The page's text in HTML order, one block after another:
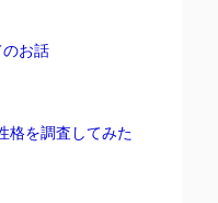
お話
格を調査してみた